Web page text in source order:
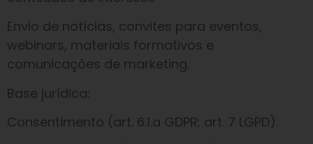
Envio de notícias, convites para eventos,
webinars, materiais formativos e
comunicações de marketing.
Base jurídica:
Consentimento (art. 6.1.a GDPR; art. 7 LGPD).